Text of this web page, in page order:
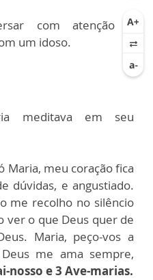
com atenção e
um idoso.
meditava em seu
Maria, meu coração fica
dúvidas, e angustiado.
me recolho no silêncio
ver o que Deus quer de
Maria, peço-vos a
me ama sempre,
nosso e 3 Ave-marias.